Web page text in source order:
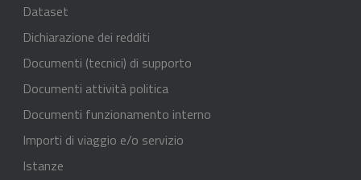
Dataset
Dichiarazione dei redditi
Documenti (tecnici) di supporto
Documenti attività politica
Documenti funzionamento interno
Importi di viaggio e/o servizio
Istanze